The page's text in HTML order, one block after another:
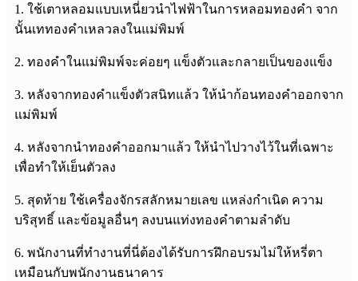
1. ใช้เตาหลอมแบบเหนี่ยวนำไฟฟ้าในการหลอมทองคำ จาก
นั้นเททองคำเหลวลงในแม่พิมพ์
2. ทองคำในแม่พิมพ์จะค่อยๆ แข็งตัวและกลายเป็นของแข็ง
3. หลังจากทองคำแข็งตัวสนิทแล้ว ให้นำก้อนทองคำออกจาก
แม่พิมพ์
4. หลังจากนำทองคำออกมาแล้ว ให้นำไปวางไว้ในที่เฉพาะ
เพื่อทำให้เย็นตัวลง
5. สุดท้าย ใช้เครื่องจักรสลักหมายเลข แหล่งกำเนิด ความ
บริสุทธิ์ และข้อมูลอื่นๆ ลงบนแท่งทองคำตามลำดับ
6. พนักงานที่ทำงานที่นี่ต้องได้รับการฝึกอบรมไม่ให้หรี่ตา
เหมือนกับพนักงานธนาคาร